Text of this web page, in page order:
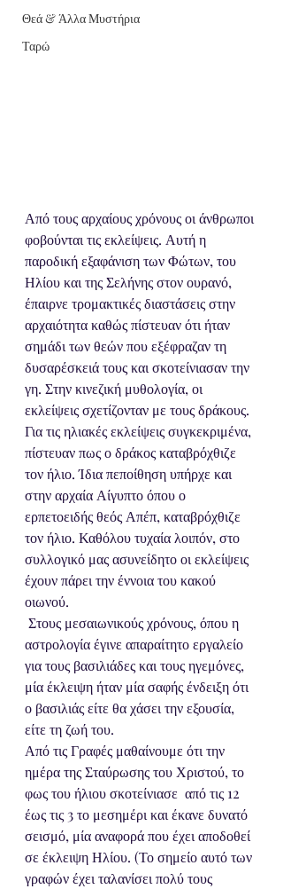
Θεά & Άλλα Μυστήρια
Ταρώ
Από τους αρχαίους χρόνους οι άνθρωποι
φοβούνται τις εκλείψεις. Αυτή η
παροδική εξαφάνιση των Φώτων, του
Ηλίου και της Σελήνης στον ουρανό,
έπαιρνε τρομακτικές διαστάσεις στην
αρχαιότητα καθώς πίστευαν ότι ήταν
σημάδι των θεών που εξέφραζαν τη
δυσαρέσκειά τους και σκοτείνιασαν την
γη. Στην κινεζική μυθολογία, οι
εκλείψεις σχετίζονταν με τους δράκους.
Για τις ηλιακές εκλείψεις συγκεκριμένα,
πίστευαν πως ο δράκος καταβρόχθιζε
τον ήλιο. Ίδια πεποίθηση υπήρχε και
στην αρχαία Αίγυπτο όπου ο
ερπετοειδής θεός Απέπ, καταβρόχθιζε
τον ήλιο. Καθόλου τυχαία λοιπόν, στο
συλλογικό μας ασυνείδητο οι εκλείψεις
έχουν πάρει την έννοια του κακού
οιωνού.
αστρολογία έγινε απαραίτητο εργαλείο
για τους βασιλιάδες και τους ηγεμόνες,
μία έκλειψη ήταν μία σαφής ένδειξη ότι
ο βασιλιάς είτε θα χάσει την εξουσία,
είτε τη ζωή του.
Από τις Γραφές μαθαίνουμε ότι την
ημέρα της Σταύρωσης του Χριστού, το
φως του ήλιου σκοτείνιασε  από τις 12
έως τις 3 το μεσημέρι και έκανε δυνατό
σεισμό, μία αναφορά που έχει αποδοθεί
σε έκλειψη Ηλίου. (Το σημείο αυτό των
γραφών έχει ταλανίσει πολύ τους